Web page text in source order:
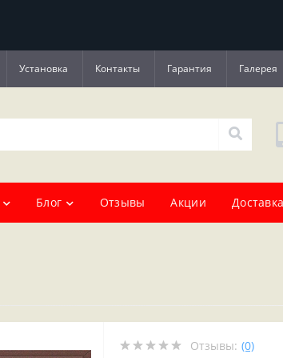
Установка Контакты Гарантия Галерея
Блог Отзывы Акции
Отзывы: (0)